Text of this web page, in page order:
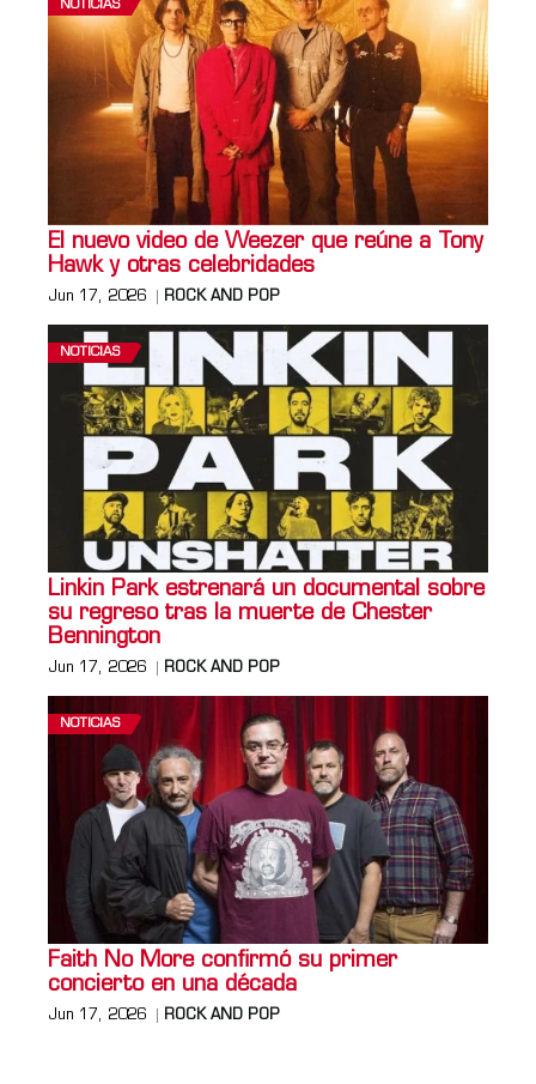
NOTICIAS
El nuevo video de Weezer que reúne a Tony
Hawk y otras celebridades
Jun 17, 2026 ROCK AND POP
NOTICIAS
Linkin Park estrenará un documental sobre
su regreso tras la muerte de Chester
Bennington
Jun 17, 2026 ROCK AND POP
NOTICIAS
Faith No More confirmó su primer
concierto en una década
Jun 17, 2026 ROCK AND POP